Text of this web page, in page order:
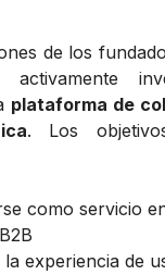
de los
activamente
plataforma de
. Los
como servicio
la experiencia de